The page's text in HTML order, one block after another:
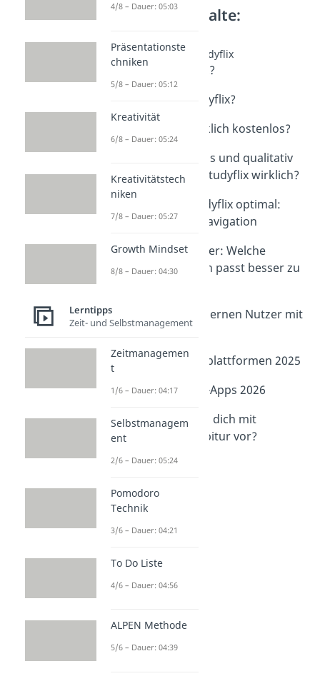
Weitere Inhalte:
Alles rund um Studyflix
Was ist Studyflix?
Dauer: 03:08
Für wen ist Studyflix?
Dauer: 03:54
Ist Studyflix wirklich kostenlos?
Dauer: 02:02
Wie sicher, seriös und qualitativ
hochwertig ist Studyflix wirklich?
Dauer: 03:05
So nutzt du Studyflix optimal:
Anmeldung & Navigation
App oder Browser: Welche
Studyflix-Version passt besser zu
Wie erfolgreich lernen Nutzer mit
Studyflix?
Die besten Lernplattformen 2025
Die besten Lern-Apps 2026
Wie bereitest du dich mit
Studyflix aufs Abitur vor?
4/8 – Dauer: 05:03
Präsentationste
chniken
5/8 – Dauer: 05:12
Kreativität
6/8 – Dauer: 05:24
Kreativitätstech
niken
7/8 – Dauer: 05:27
Growth Mindset
8/8 – Dauer: 04:30
Lerntipps
Zeit- und Selbstmanagement
Zeitmanagemen
t
1/6 – Dauer: 04:17
Selbstmanagem
ent
2/6 – Dauer: 05:24
Pomodoro
Technik
3/6 – Dauer: 04:21
To Do Liste
4/6 – Dauer: 04:56
ALPEN Methode
5/6 – Dauer: 04:39